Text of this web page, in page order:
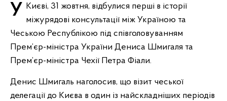
У Києві, 31 жовтня, відбулися перші в історії міжурядові консультації між Україною та
Чеською Республікою під співголовуванням
Прем’єр-міністра України Дениса Шмигаля та
Прем’єр-міністра Чехії Петра Фіали.
Денис Шмигаль наголосив, що візит чеської
делегації до Києва в один із найскладніших періодів